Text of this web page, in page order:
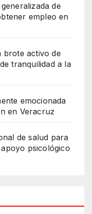
de
empleo en
brote activo de
tranquilidad a la
emocionada
en Veracruz
de salud para
psicológico